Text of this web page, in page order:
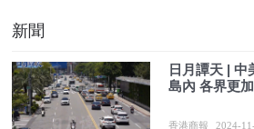
新聞
日月譚天 |
島內 各界更
香港商報 2024-